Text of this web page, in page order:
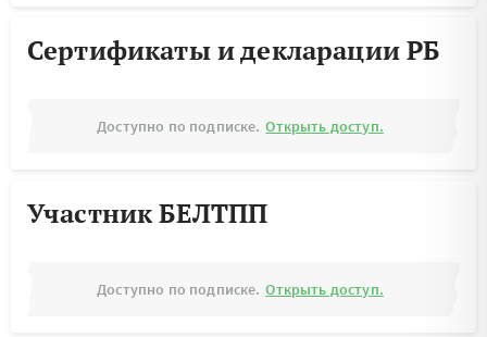
Сертификаты и декларации РБ
Доступно по подписке. Открыть доступ.
Участник БЕЛТПП
Доступно по подписке. Открыть доступ.